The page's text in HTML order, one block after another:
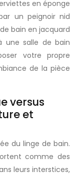
en éponge
un peignoir nid
bain en jacquard
une salle de bain
votre propre
de la pièce
versus
et
du linge de bain.
comme des
leurs interstices,